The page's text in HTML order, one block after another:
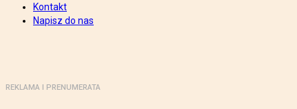
Kontakt
Napisz do nas
REKLAMA I PRENUMERATA